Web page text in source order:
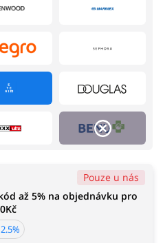
Pouze u nás
až 5% na objednávku pro